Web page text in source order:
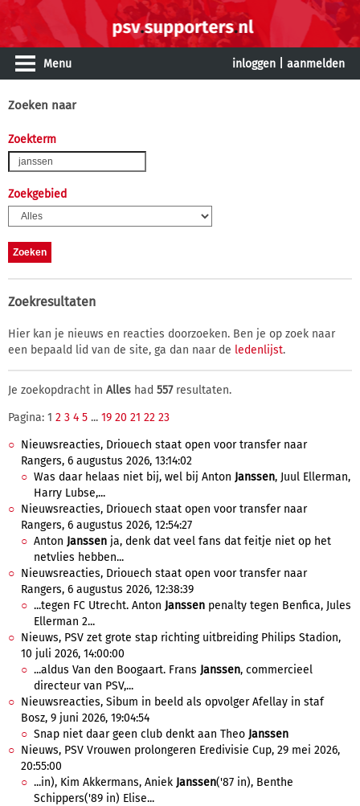
Menu inloggen aanmelden
Zoeken naar
Zoekterm
Zoekgebied
Zoekresultaten
Hier kan je nieuws en reacties doorzoeken. Ben je op zoek naar
een bepaald lid van de site, ga dan naar de ledenlijst.
Je zoekopdracht in Alles had 557resultaten.
Pagina: 1 2 3 4 5 ... 19 20 21 22 23
Nieuwsreacties, Driouech staat open voor transfer naar
Rangers, 6 augustus 2026, 13:14:02
Was daar helaas niet bij, wel bij Anton Janssen, Juul Ellerman,
Harry Lubse,...
Nieuwsreacties, Driouech staat open voor transfer naar
Rangers, 6 augustus 2026, 12:54:27
Anton Janssen ja, denk dat veel fans dat feitje niet op het
netvlies hebben...
Nieuwsreacties, Driouech staat open voor transfer naar
Rangers, 6 augustus 2026, 12:38:39
...tegen FC Utrecht. Anton Janssen penalty tegen Benfica, Jules
Ellerman 2...
Nieuws, PSV zet grote stap richting uitbreiding Philips Stadion,
10 juli 2026, 14:00:00
...aldus Van den Boogaart. Frans Janssen, commercieel
directeur van PSV,...
Nieuwsreacties, Sibum in beeld als opvolger Afellay in staf
Bosz, 9 juni 2026, 19:04:54
Snap niet daar geen club denkt aan Theo Janssen
Nieuws, PSV Vrouwen prolongeren Eredivisie Cup, 29 mei 2026,
20:55:00
...in), Kim Akkermans, Aniek Janssen('87 in), Benthe
Schippers('89 in) Elise...